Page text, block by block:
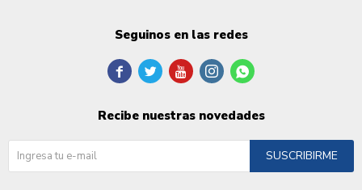
Seguinos en las redes
    
Recibe nuestras novedades
SUSCRIBIRME